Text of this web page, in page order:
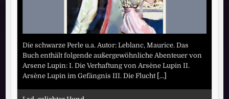
Die schwarze Perle u.a. Autor: Leblanc, Maurice. Das
Buch enthält folgende außergewöhnliche Abenteuer von
Arsene Lupin: I. Die Verhaftung von Arsène Lupin II.
Arsène Lupin im Gefängnis III. Die Flucht [...]